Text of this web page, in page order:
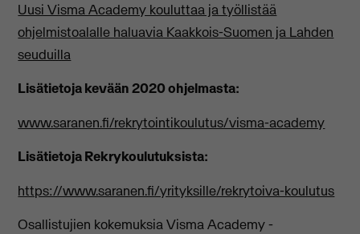
Uusi Visma Academy kouluttaa ja työllistää
ohjelmistoalalle haluavia Kaakkois-Suomen ja Lahden
seuduilla
Lisätietoja kevään 2020 ohjelmasta:
www.saranen.fi/rekrytointikoulutus/visma-academy
Lisätietoja Rekrykoulutuksista:
https://www.saranen.fi/yrityksille/rekrytoiva-koulutus
Osallistujien kokemuksia Visma Academy -